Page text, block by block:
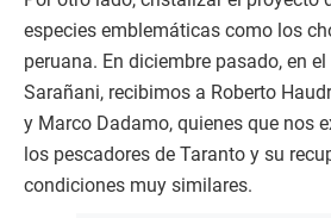
especies emblemáticas como los
peruana. En diciembre pasado, en
Sarañani, recibimos a Roberto
y Marco Dadamo, quienes que nos
los pescadores de Taranto y su
condiciones muy similares.